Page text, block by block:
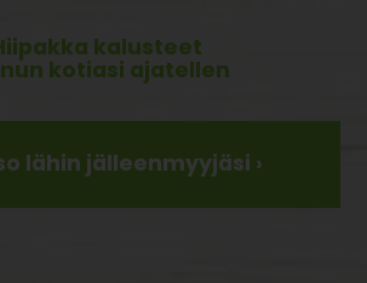
kalusteet
kotiasi ajatellen
lähin jälleenmyyjäsi ›